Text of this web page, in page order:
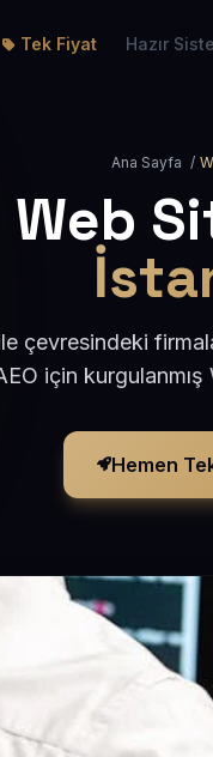
Tek Fiyat Hazır
Ana Sayfa /
Web
çevresindeki
için kurgulanmış
Hemen